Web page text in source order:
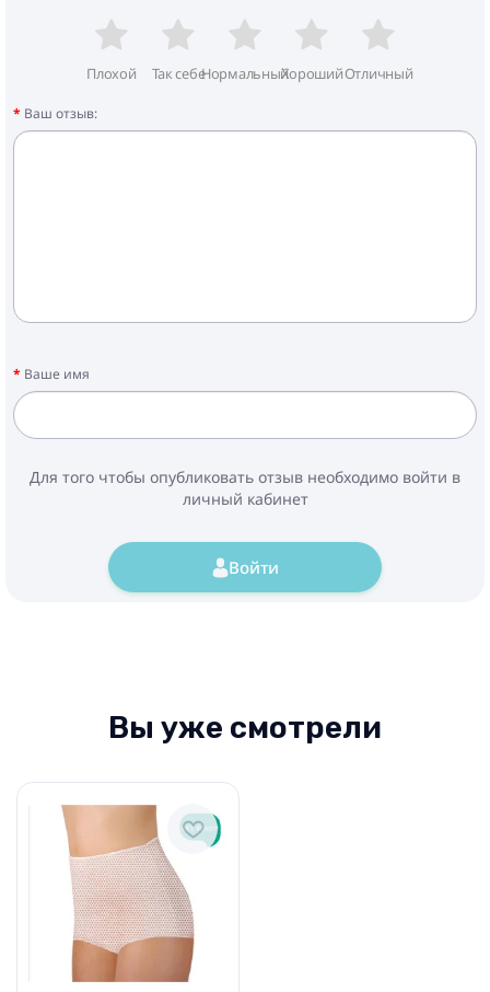
Плохой Так себеНормальныйХорошийОтличный
Ваш отзыв:
Ваше имя
Для того чтобы опубликовать отзыв необходимо войти в
личный кабинет
Войти
Вы уже смотрели